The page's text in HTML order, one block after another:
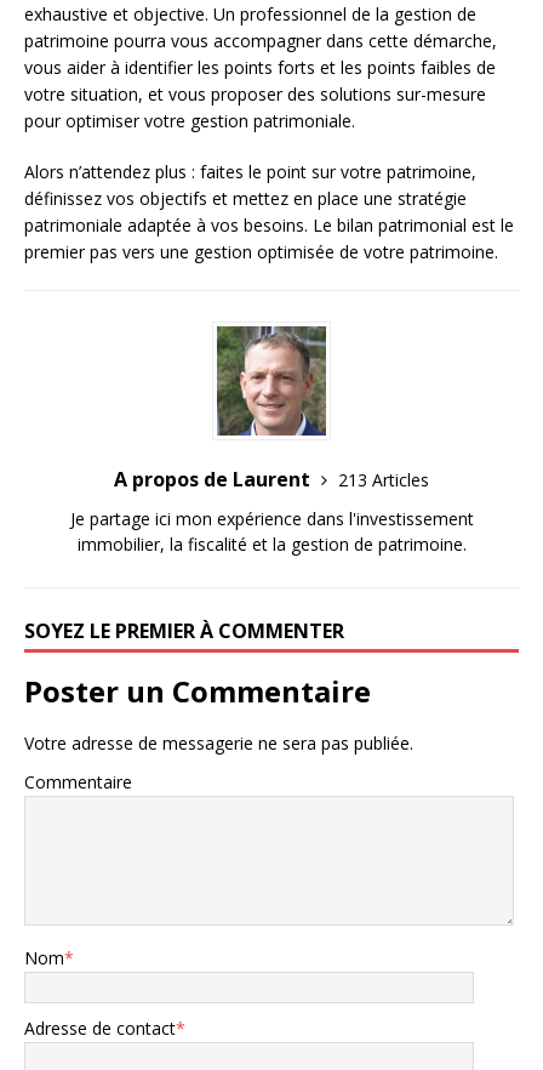
exhaustive et objective. Un professionnel de la gestion de
patrimoine pourra vous accompagner dans cette démarche,
vous aider à identifier les points forts et les points faibles de
votre situation, et vous proposer des solutions sur-mesure
pour optimiser votre gestion patrimoniale.
Alors n’attendez plus : faites le point sur votre patrimoine,
définissez vos objectifs et mettez en place une stratégie
patrimoniale adaptée à vos besoins. Le bilan patrimonial est le
premier pas vers une gestion optimisée de votre patrimoine.
A propos de Laurent
213 Articles
Je partage ici mon expérience dans l'investissement
immobilier, la fiscalité et la gestion de patrimoine.
SOYEZ LE PREMIER À COMMENTER
Poster un Commentaire
Votre adresse de messagerie ne sera pas publiée.
Commentaire
Nom*
Adresse de contact*